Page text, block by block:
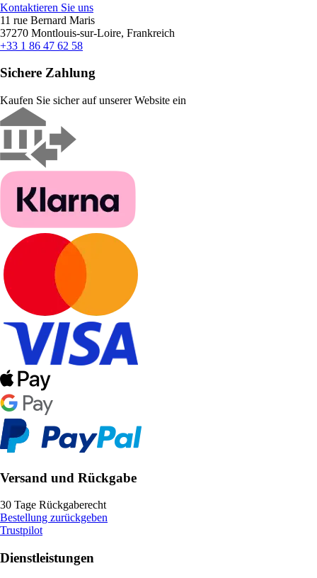
Kontaktieren Sie uns
11 rue Bernard Maris
37270 Montlouis-sur-Loire, Frankreich
+33 1 86 47 62 58
Sichere Zahlung
Kaufen Sie sicher auf unserer Website ein
Versand und Rückgabe
30 Tage Rückgaberecht
Bestellung zurückgeben
Trustpilot
Dienstleistungen